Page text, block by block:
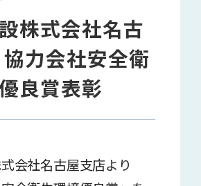
株式会社名古
力会社安全衛
良賞表彰
会社名古屋支店より